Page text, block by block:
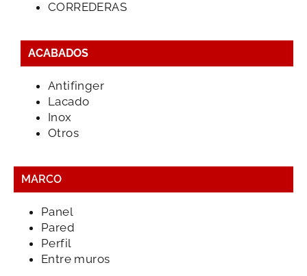
CORREDERAS
ACABADOS
Antifinger
Lacado
Inox
Otros
MARCO
Panel
Pared
Perfil
Entre muros